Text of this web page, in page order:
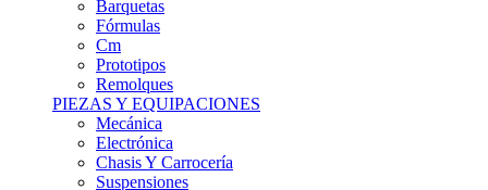
Cm
Prototipos
Remolques
PIEZAS Y EQUIPACIONES
Mecánica
Electrónica
Chasis Y Carrocería
Suspensiones
Frenos